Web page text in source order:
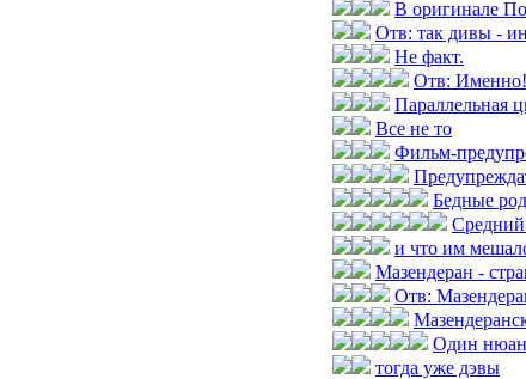
В оригинале
Отв: так дивы -
Не факт.
Отв: Именно!
Параллельная
Все не то
Фильм-
Бедные
Средний
и что им
Мазендеран -
Отв:
Один
тогда уже дэвы